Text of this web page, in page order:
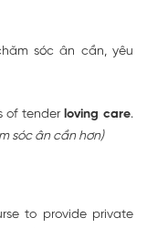
sóc ân cần, yêu
of tender loving care.
sóc ân cần hơn)
to provide private